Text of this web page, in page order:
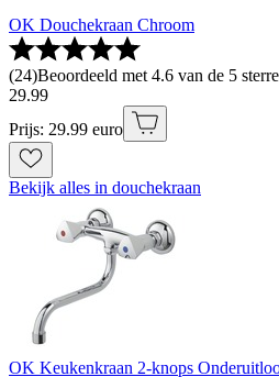
OK Douchekraan Chroom
(24)Beoordeeld met 4.6 van de 5
29.99
Prijs: 29.99 euro
Bekijk alles in douchekraan
OK Keukenkraan 2-knops